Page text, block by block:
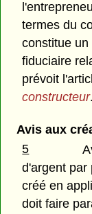
termes du
constitue
fiduciaire
prévoit
constructeur.
Avis aux
5
d'argent par
créé en
doit faire